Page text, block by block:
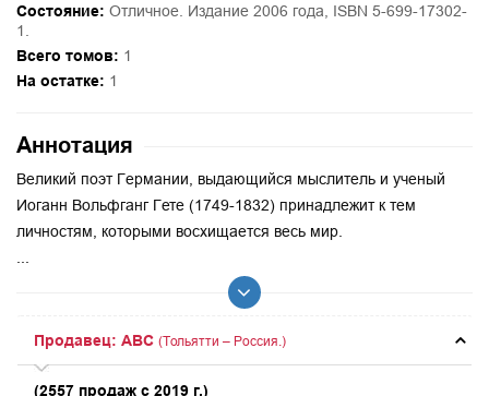
Состояние: Отличное. Издание 2006 года, ISBN 5-699-17302-
1.
Всего томов: 1
На остатке: 1
Аннотация
Великий поэт Германии, выдающийся мыслитель и ученый
Иоганн Вольфганг Гете (1749-1832) принадлежит к тем
личностям, которыми восхищается весь мир.
Продавец: ABC (Тольятти – Россия.)
(2557 продаж с 2019 г.)